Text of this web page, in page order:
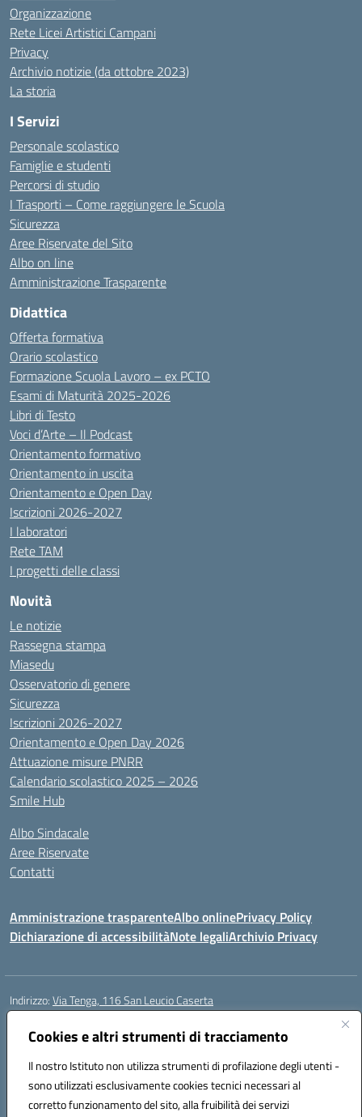
Cookies e altri strumenti di tracciamento
Il nostro Istituto non utilizza strumenti di profilazione degli utenti -
sono utilizzati esclusivamente cookies tecnici necessari al
corretto funzionamento del sito, alla fruibilità dei servizi
Organizzazione
Rete Licei Artistici Campani
Privacy
Archivio notizie (da ottobre 2023)
La storia
I Servizi
Personale scolastico
Famiglie e studenti
Percorsi di studio
I Trasporti – Come raggiungere le Scuola
Sicurezza
Aree Riservate del Sito
Albo on line
Amministrazione Trasparente
Didattica
Offerta formativa
Orario scolastico
Formazione Scuola Lavoro – ex PCTO
Esami di Maturità 2025-2026
Libri di Testo
Voci d’Arte – Il Podcast
Orientamento formativo
Orientamento in uscita
Orientamento e Open Day
Iscrizioni 2026-2027
I laboratori
Rete TAM
I progetti delle classi
Novità
Le notizie
Rassegna stampa
Miasedu
Osservatorio di genere
Sicurezza
Iscrizioni 2026-2027
Orientamento e Open Day 2026
Attuazione misure PNRR
Calendario scolastico 2025 – 2026
Smile Hub
Albo Sindacale
Aree Riservate
Contatti
Amministrazione trasparenteAlbo onlinePrivacy Policy
Dichiarazione di accessibilitàNote legaliArchivio Privacy
Indirizzo:Via Tenga, 116 San Leucio Caserta
Centralino:
Posta elettronica certificata (PEC):ceis042009@pec.istruzione.it
Codice fiscale: 93098380616
Codice meccanografico:CEIS042009
Codice Indice delle Pubbliche Amministrazioni (IPA): islasleu